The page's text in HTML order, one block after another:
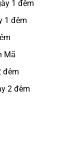
1 đêm
1 đêm
Mã
đêm
2 đêm